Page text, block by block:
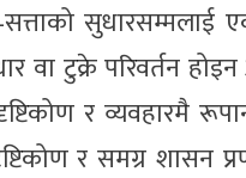
सुधारसम्मलाई
वा टुक्रे परिवर्तन
र व्यवहारमै
र समग्र शासन